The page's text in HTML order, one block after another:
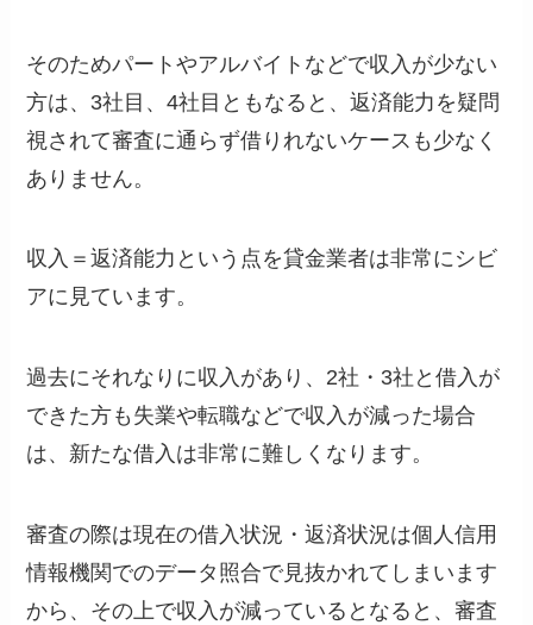
そのためパートやアルバイトなどで収入が少ない
方は、3社目、4社目ともなると、返済能力を疑問
視されて審査に通らず借りれないケースも少なく
ありません。
収入＝返済能力という点を貸金業者は非常にシビ
アに見ています。
過去にそれなりに収入があり、2社・3社と借入が
できた方も失業や転職などで収入が減った場合
は、新たな借入は非常に難しくなります。
審査の際は現在の借入状況・返済状況は個人信用
情報機関でのデータ照合で見抜かれてしまいます
から、その上で収入が減っているとなると、審査